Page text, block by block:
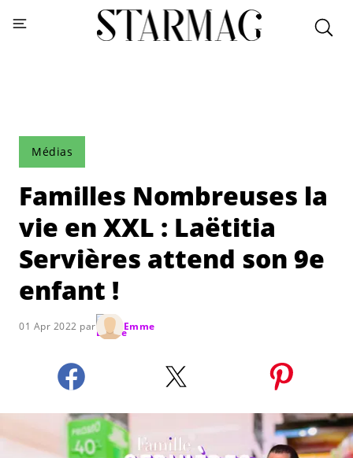
Médias
Familles Nombreuses la
vie en XXL : Laëtitia
Servières attend son 9e
enfant !
01 Apr 2022 par Emme